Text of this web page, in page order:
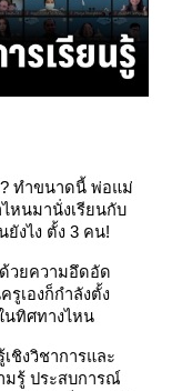
? ทำขนาดนี้ พ่อแม่
ไหนมานั่งเรียนกับ
ยังไง ตั้ง 3 คน!
วยความอึดอัด
รูเองก็กำลังตั้ง
นทิศทางไหน
ชิงวิชาการและ
มรู้ ประสบการณ์